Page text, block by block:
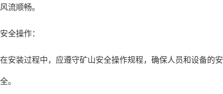
风流顺畅。
安全操作：
在安装过程中，应遵守矿山安全操作规程，确保人员和设备的安
全。